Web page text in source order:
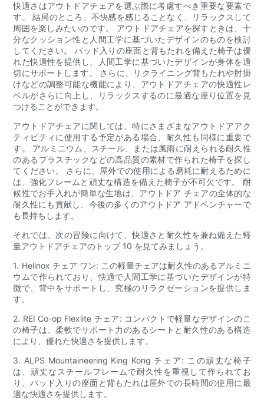
快適さはアウトドアチェアを選ぶ際に考慮すべき重要な要素で
す。 結局のところ、不快感を感じることなく、リラックスして
周囲を楽しみたいのです。 アウトドアチェアを探すときは、十
分なクッション性と人間工学に基づいたデザインのものを検討
してください。 パッド入りの座面と背もたれを備えた椅子は優
れた快適性を提供し、人間工学に基づいたデザインが身体を適
切にサポートします。 さらに、リクライニング背もたれや肘掛
けなどの調整可能な機能により、アウトドアチェアの快適性レ
ベルがさらに向上し、リラックスするのに最適な座り位置を見
つけることができます。
アウトドアチェアに関しては、特にさまざまなアウトドアアク
ティビティに使用する予定がある場合、耐久性も同様に重要で
す。 アルミニウム、スチール、または風雨に耐えられる耐久性
のあるプラスチックなどの高品質の素材で作られた椅子を探し
てください。 さらに、屋外での使用による磨耗に耐えるために
は、強化フレームと頑丈な構造を備えた椅子が不可欠です。 耐
候性でお手入れが簡単な生地は、アウトドア チェアの全体的な
耐久性にも貢献し、今後の多くのアウトドア アドベンチャーで
も長持ちします。
それでは、次の冒険に向けて、快適さと耐久性を兼ね備えた軽
量アウトドアチェアのトップ 10 を見てみましょう。
1. Helinox チェア ワン: この軽量チェアは耐久性のあるアルミニ
ウムで作られており、快適で人間工学に基づいたデザインが特
徴で、背中をサポートし、究極のリラクゼーションを提供しま
す。
2. REI Co-op Flexlite チェア: コンパクトで軽量なデザインのこ
の椅子は、柔軟でサポート力のあるシートと耐久性のある構造
により、優れた快適さを提供します。
3. ALPS Mountaineering King Kong チェア: この頑丈な椅子
は、頑丈なスチールフレームで耐久性を重視して作られてお
り、パッド入りの座面と背もたれは屋外での長時間の使用に最
適な快適さを提供します。